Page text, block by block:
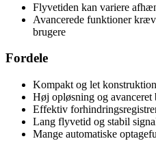
Flyvetiden kan variere
Avancerede funktioner
brugere
Fordele
Kompakt og let konstruktion
Høj opløsning og avanceret
Effektiv
Lang flyvetid og stabil
Mange automatiske